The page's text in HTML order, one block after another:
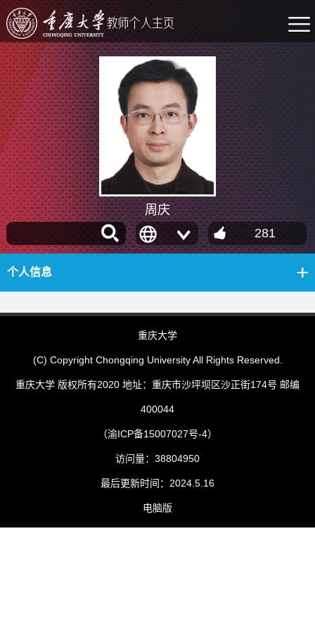
周庆
281
个人信息
重庆大学
(C) Copyright Chongqing University All Rights Reserved.
重庆大学 版权所有2020 地址：重庆市沙坪坝区沙正街174号 邮编
400044
（渝ICP备15007027号-4）
访问量： 38804950
最后更新时间： 2024 5 16
电脑版